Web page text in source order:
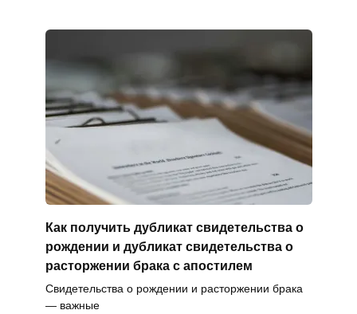
Как получить дубликат свидетельства о
рождении и дубликат свидетельства о
расторжении брака с апостилем
Свидетельства о рождении и расторжении брака
— важные